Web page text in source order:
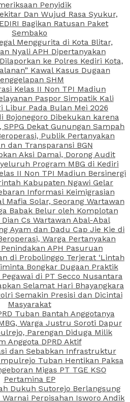
Penyidik
Dan Wujud Rasa Syukur,
Bagikan Ratusan Paket
Sembako
Menggurita di Kota Blitar,
Nyali APH Dipertanyakan
ke Polres Kediri Kota,
Kawal Kasus Dugaan
SHM
Kelas II Non TPI Madiun
Paspor Simpatik Kali
Libur Pada Bulan Mei 2026
Bojonegoro Dibekukan karena
SPPG Dekat Gunungan Sampah
Publik Pertanyakan
dan Transparansi BGN
Aksi Damai, Dorong Audit
Program MBG di Kediri
II Non TPI Madiun Bersinergi
Kabupaten Ngawi Gelar
Informasi Keimigrasian
Mafia Solar, Seorang Wartawan
Babak Belur oleh Komplotan
Cs Wartawan Abal-Abal
Ayam dan Dadu Cap Jie Kie di
Warga Pertanyakan
APH Pasuruan
di Probolinggo Terjerat ‘Lintah
Bongkar Dugaan Praktik
di PT Secco Nusantara
Selamat Hari Bhayangkara
Semakin Presisi dan Dicintai
Masyarakat
Tuban Bantah Anggotanya
Warga Justru Soroti Dapur
Parengan Diduga Milik
Anggota DPRD Aktif
dan Sebabkan Infrastruktur
Tuban Hentikan Paksa
Migas PT TGE KSO
Pertamina EP
Dukuh Sutorejo Berlangsung
Perpisahan Isworo Andik